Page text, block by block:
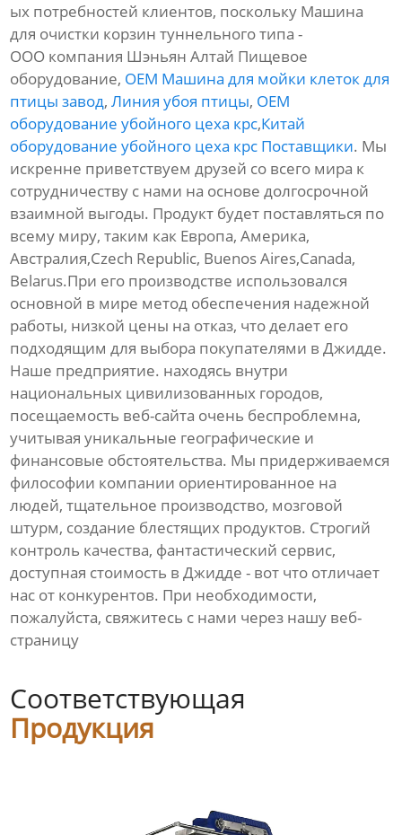
ых потребностей клиентов, поскольку Машина
для очистки корзин туннельного типа -
ООО компания Шэньян Алтай Пищевое
оборудование, OEM Машина для мойки клеток для
птицы завод,Линия убоя птицы, OEM
оборудование убойного цеха крс,Китай
оборудование убойного цеха крс Поставщики. Мы
искренне приветствуем друзей со всего мира к
сотрудничеству с нами на основе долгосрочной
взаимной выгоды. Продукт будет поставляться по
всему миру, таким как Европа, Америка,
Австралия,Czech Republic, Buenos Aires,Canada,
Belarus.При его производстве использовался
основной в мире метод обеспечения надежной
работы, низкой цены на отказ, что делает его
подходящим для выбора покупателями в Джидде.
Наше предприятие. находясь внутри
национальных цивилизованных городов,
посещаемость веб-сайта очень беспроблемна,
учитывая уникальные географические и
финансовые обстоятельства. Мы придерживаемся
философии компании ориентированное на
людей, тщательное производство, мозговой
штурм, создание блестящих продуктов. Строгий
контроль качества, фантастический сервис,
доступная стоимость в Джидде - вот что отличает
нас от конкурентов. При необходимости,
пожалуйста, свяжитесь с нами через нашу веб-
страницу
Соответствующая
Продукция